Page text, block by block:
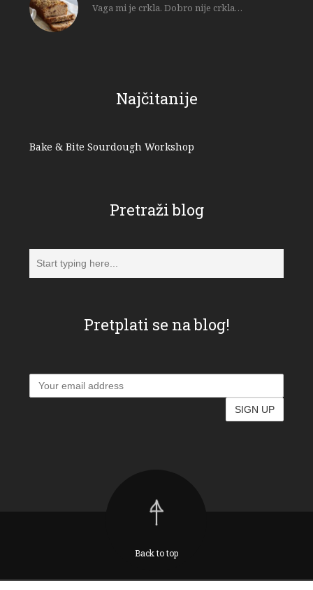
Vaga mi je crkla. Dobro nije crkla…
Najčitanije
Bake & Bite Sourdough Workshop
Pretraži blog
Pretplati se na blog!
Back to top